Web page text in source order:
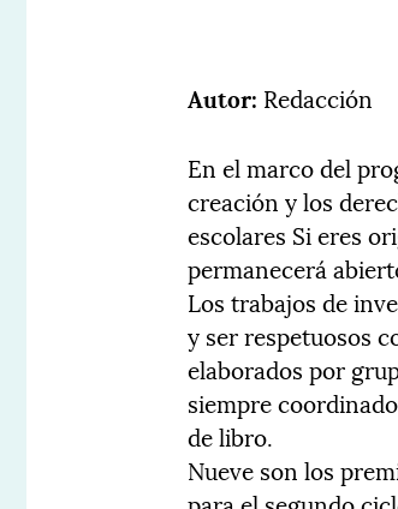
Autor: Redacción
En el marco del
creación y los
escolares Si eres
permanecerá
Los trabajos de
y ser respetuosos
elaborados por
siempre
de libro.
Nueve son los